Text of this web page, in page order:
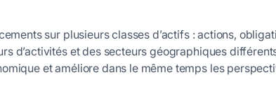
sur plusieurs classes d’actifs : actions,
d’activités et des secteurs géographiques
et améliore dans le même temps les